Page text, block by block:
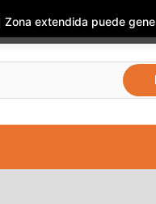
| Zona extendida puede